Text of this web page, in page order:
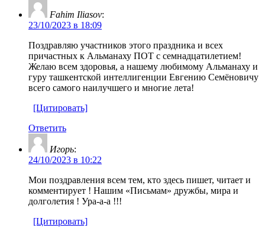
Fahim Iliasov:
23/10/2023 в 18:09
Поздравляю участников этого праздника и всех
причастных к Альманаху ПОТ с семнадцатилетием!
Желаю всем здоровья, а нашему любимому Альманаху и
гуру ташкентской интеллигенции Евгению Семёновичу
всего самого наилучшего и многие лета!
[Цитировать]
Ответить
Игорь:
24/10/2023 в 10:22
Мои поздравления всем тем, кто здесь пишет, читает и
комментирует ! Нашим «Письмам» дружбы, мира и
долголетия ! Ура-а-а !!!
[Цитировать]